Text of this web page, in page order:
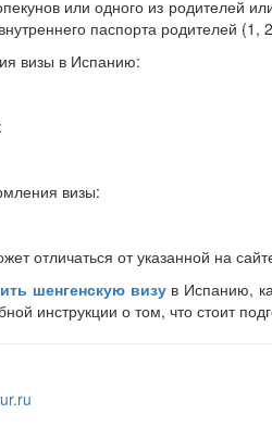
или одного из родителей
паспорта родителей (1,
визы в Испанию:
визы:
отличаться от указанной на
шенгенскую визув Испанию,
инструкции о том, что стоит